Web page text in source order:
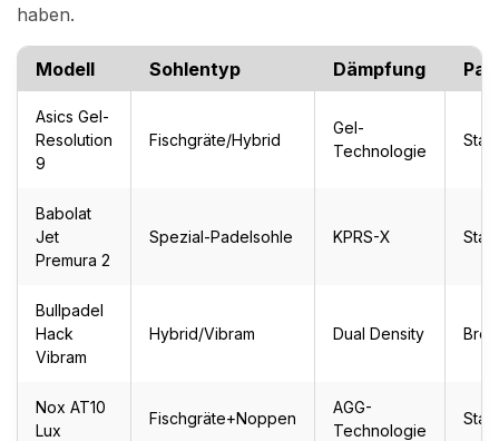
haben.
Modell Sohlentyp Dämpfung
Asics Gel-
Resolution
9
Fischgräte/Hybrid
Gel-
Technologie
Babolat
Jet
Premura 2
Spezial-Padelsohle KPRS-X
Bullpadel
Hack
Vibram
Hybrid/Vibram Dual Density
Nox AT10
Lux
Fischgräte+Noppen
AGG-
Technologie